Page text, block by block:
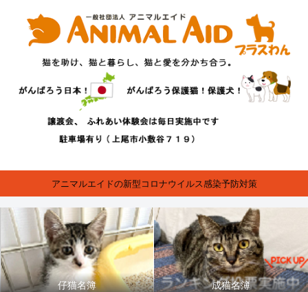
アニマルエイドの新型コロナウイルス感染予防対策
仔猫名簿 成猫名簿